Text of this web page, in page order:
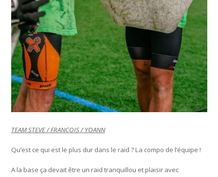
TEAM STEVE / FRANCOIS / YOANN
Qu’est ce qui est le plus dur dans le raid ? La compo de l’équipe !
A la base ça devait être un raid tranquillou et plaisir avec